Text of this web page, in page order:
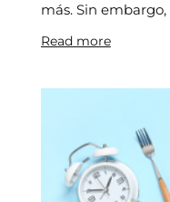
más. Sin
Read more